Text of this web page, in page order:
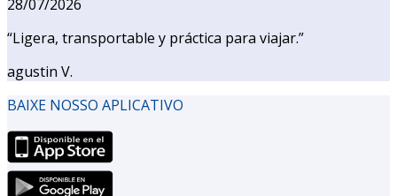
28/07/2026
“Ligera, transportable y práctica para viajar.”
agustin V.
BAIXE NOSSO APLICATIVO